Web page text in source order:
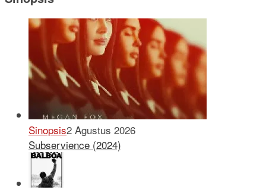
Sinopsis2 Agustus 2026
Subservience (2024)